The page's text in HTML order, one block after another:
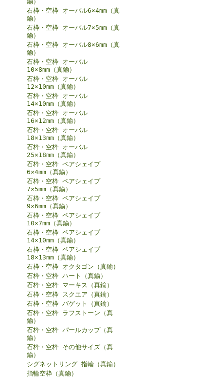
石枠・空枠 オーバル6×4mm（真
鍮）
石枠・空枠 オーバル7×5mm（真
鍮）
石枠・空枠 オーバル8×6mm（真
鍮）
石枠・空枠 オーバル
10×8mm（真鍮）
石枠・空枠 オーバル
12×10mm（真鍮）
石枠・空枠 オーバル
14×10mm（真鍮）
石枠・空枠 オーバル
16×12mm（真鍮）
石枠・空枠 オーバル
18×13mm（真鍮）
石枠・空枠 オーバル
25×18mm（真鍮）
石枠・空枠 ペアシェイプ
6×4mm（真鍮）
石枠・空枠 ペアシェイプ
7×5mm（真鍮）
石枠・空枠 ペアシェイプ
9×6mm（真鍮）
石枠・空枠 ペアシェイプ
10×7mm（真鍮）
石枠・空枠 ペアシェイプ
14×10mm（真鍮）
石枠・空枠 ペアシェイプ
18×13mm（真鍮）
石枠・空枠 オクタゴン（真鍮）
石枠・空枠 ハート（真鍮）
石枠・空枠 マーキス（真鍮）
石枠・空枠 スクエア（真鍮）
石枠・空枠 バゲット（真鍮）
石枠・空枠 ラフストーン（真
鍮）
石枠・空枠 パールカップ（真
鍮）
石枠・空枠 その他サイズ（真
鍮）
シグネットリング 指輪（真鍮）
指輪空枠（真鍮）